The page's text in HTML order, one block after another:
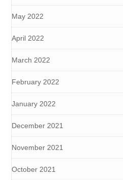
May 2022
April 2022
March 2022
February 2022
January 2022
December 2021
November 2021
October 2021